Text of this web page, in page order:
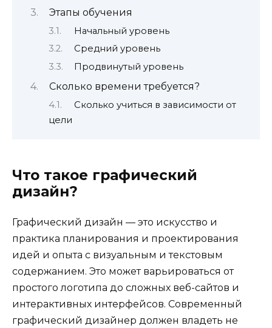
Этапы обучения
Начальный уровень
Средний уровень
Продвинутый уровень
Сколько времени требуется?
Сколько учиться в зависимости от
цели
Что такое графический
дизайн?
Графический дизайн — это искусство и
практика планирования и проектирования
идей и опыта с визуальным и текстовым
содержанием. Это может варьироваться от
простого логотипа до сложных веб-сайтов и
интерактивных интерфейсов. Современный
графический дизайнер должен владеть не